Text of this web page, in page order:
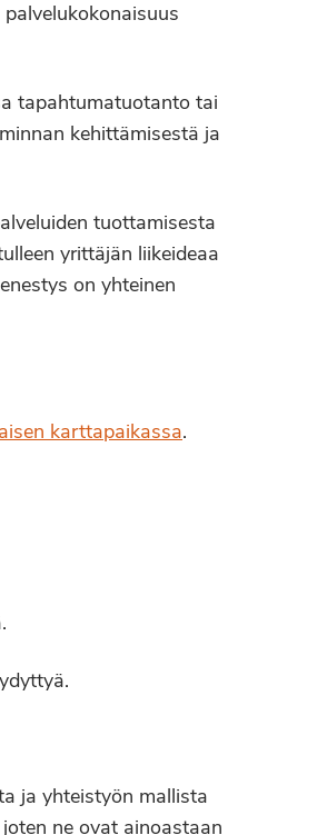
tapahtumatuotanto tai
kehittämisestä ja
tuottamisesta
yrittäjän liikeideaa
on yhteinen
karttapaikassa.
ja yhteistyön mallista
ne ovat ainoastaan